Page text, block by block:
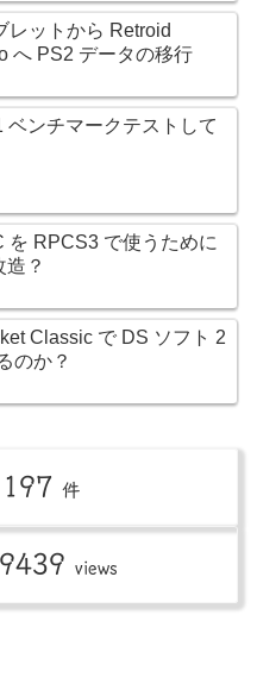
レットから Retroid
へ PS2 データの移行
ベンチマークテストして
を RPCS3 で使うために
造？
Classic で DS ソフト 2
のか？
197 件
views